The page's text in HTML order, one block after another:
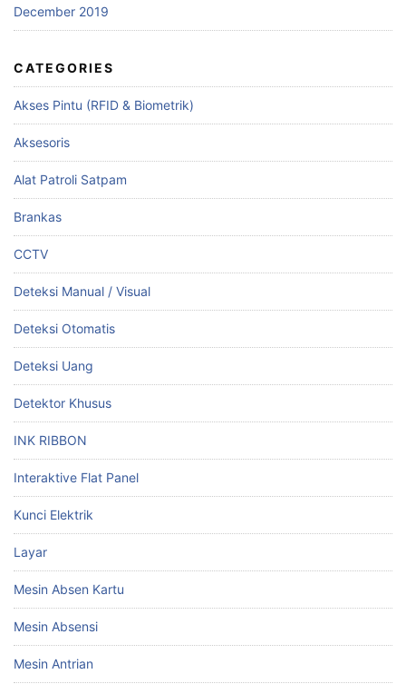
December 2019
CATEGORIES
Akses Pintu (RFID & Biometrik)
Aksesoris
Alat Patroli Satpam
Brankas
CCTV
Deteksi Manual / Visual
Deteksi Otomatis
Deteksi Uang
Detektor Khusus
INK RIBBON
Interaktive Flat Panel
Kunci Elektrik
Layar
Mesin Absen Kartu
Mesin Absensi
Mesin Antrian